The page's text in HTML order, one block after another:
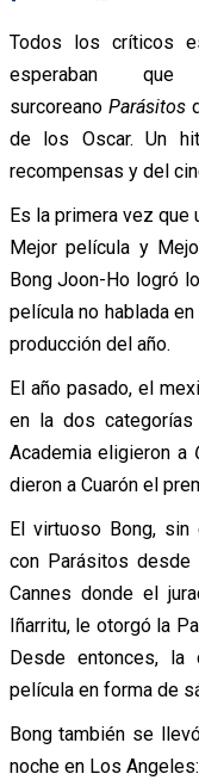
Todos los críticos
esperaban
surcoreano Parásitos
de los Oscar. Un
recompensas y del
Es la primera vez que
Mejor película y
Bong Joon-Ho logró
película no hablada
producción del año.
El año pasado, el
en la dos categorías
Academia eligieron a
dieron a Cuarón el
El virtuoso Bong, sin
con Parásitos
Cannes donde el
Iñarritu, le otorgó la
Desde entonces, la
película en forma de
Bong también se
noche en Los